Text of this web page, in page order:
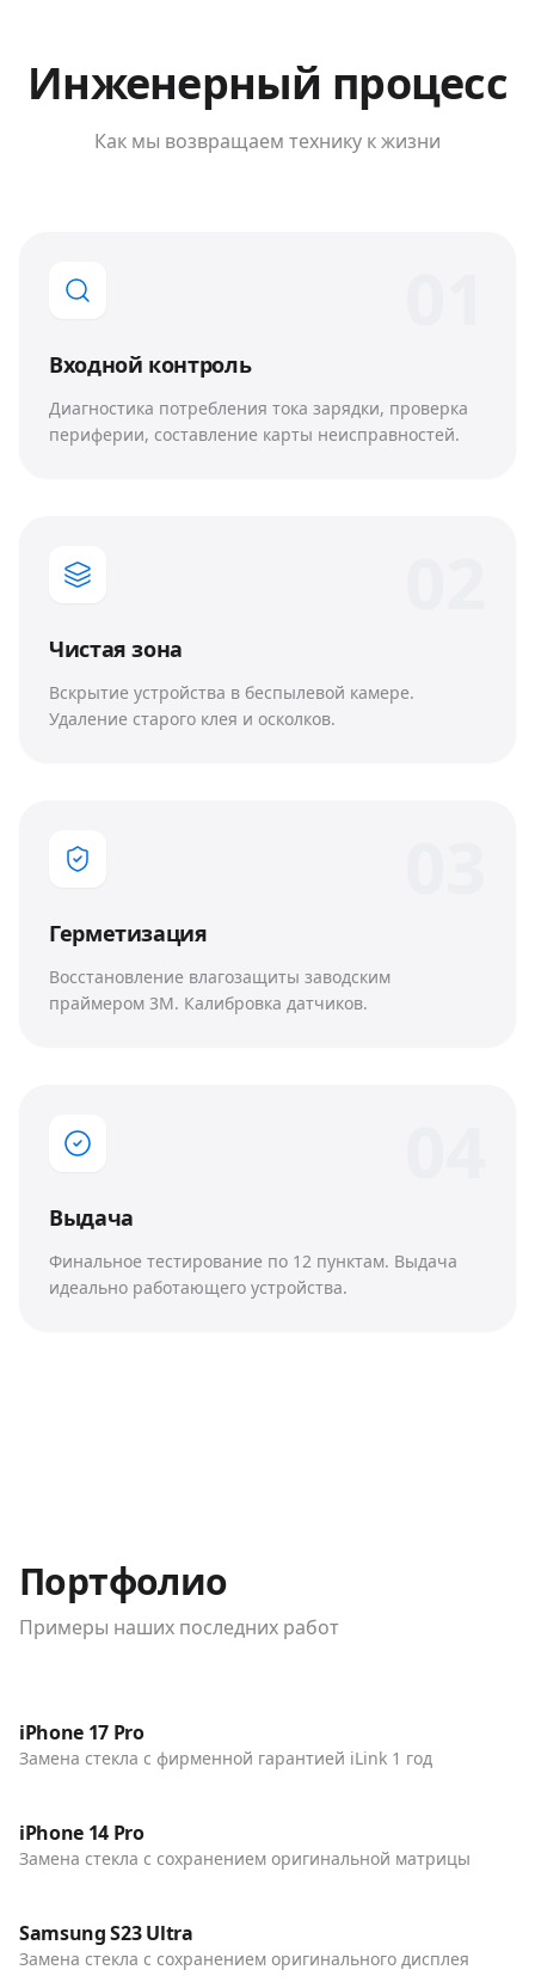
Инженерный процесс
Как мы возвращаем технику к жизни
Входной контроль
Диагностика потребления тока зарядки, проверка
периферии, составление карты неисправностей.
Чистая зона
Вскрытие устройства в беспылевой камере.
Удаление старого клея и осколков.
Герметизация
Восстановление влагозащиты заводским
праймером 3M. Калибровка датчиков.
Выдача
Финальное тестирование по 12 пунктам. Выдача
идеально работающего устройства.
Портфолио
Примеры наших последних работ
Телефоны
iPhone 17 Pro
Замена стекла с фирменной гарантией iLink 1 год
Телефоны
До / После
iPhone 14 Pro
Замена стекла с сохранением оригинальной матрицы
Телефоны
До / После
Samsung S23 Ultra
Замена стекла с сохранением оригинального дисплея
До / После